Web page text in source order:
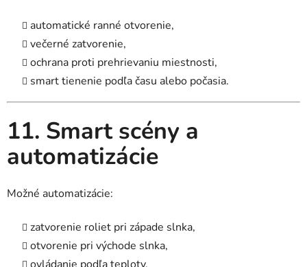
automatické ranné otvorenie,
večerné zatvorenie,
ochrana proti prehrievaniu miestnosti,
smart tienenie podľa času alebo počasia.
11. Smart scény a
automatizácie
Možné automatizácie:
zatvorenie roliet pri západe slnka,
otvorenie pri východe slnka,